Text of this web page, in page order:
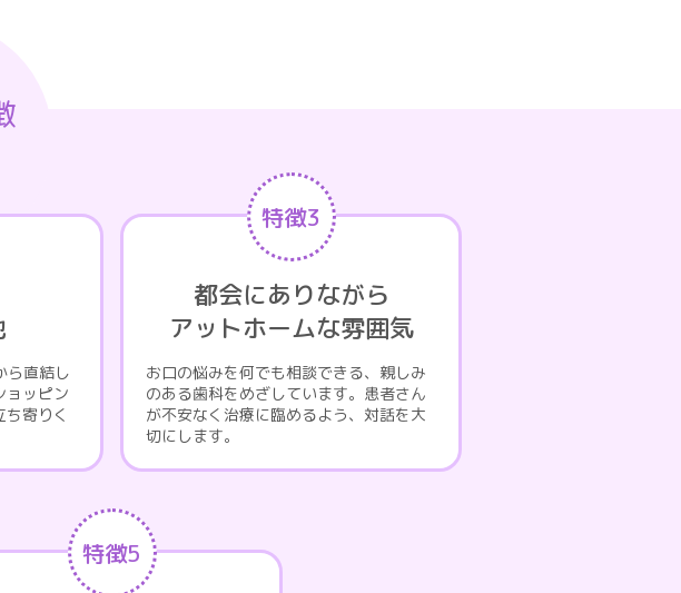
ら直結し
ョッピン
寄りく
特徴3
都会にありながら
アットホームな雰囲気
お口の悩みを何でも相談できる、親しみ
のある歯科をめざしています。患者さん
が不安なく治療に臨めるよう、対話を大
切にします。
特徴5